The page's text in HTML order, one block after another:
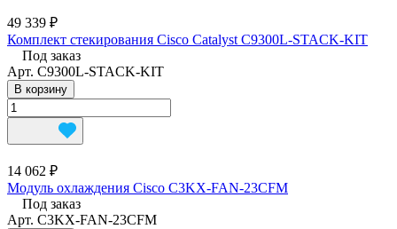
49 339 ₽
Комплект стекирования Cisco Catalyst C9300L-STACK-KIT
Под заказ
Арт. C9300L-STACK-KIT
В корзину
14 062 ₽
Модуль охлаждения Cisco C3KX-FAN-23CFM
Под заказ
Арт. C3KX-FAN-23CFM